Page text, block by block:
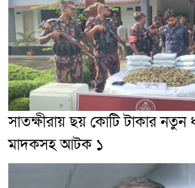
সাতক্ষীরায় ছয় কোটি টাকার নতুন
মাদকসহ আটক ১